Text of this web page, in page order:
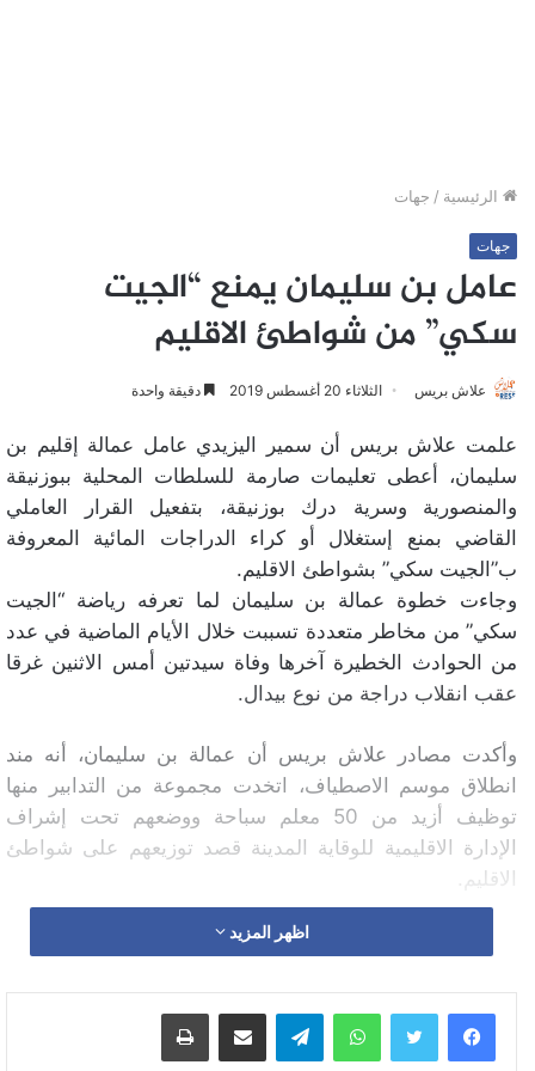
الرئيسية / جهات
جهات
عامل بن سليمان يمنع “الجيت
سكي” من شواطئ الاقليم
علاش بريس الثلاثاء 20 أغسطس 2019 دقيقة واحدة
علمت علاش بريس أن سمير اليزيدي عامل عمالة إقليم بن
سليمان، أعطى تعليمات صارمة للسلطات المحلية ببوزنيقة
والمنصورية وسرية درك بوزنيقة، بتفعيل القرار العاملي
القاضي بمنع إستغلال أو كراء الدراجات المائية المعروفة
ب”الجيت سكي” بشواطئ الاقليم.
وجاءت خطوة عمالة بن سليمان لما تعرفه رياضة “الجيت
سكي” من مخاطر متعددة تسببت خلال الأيام الماضية في عدد
من الحوادث الخطيرة آخرها وفاة سيدتين أمس الاثنين غرقا
عقب انقلاب دراجة من نوع بيدال.
وأكدت مصادر علاش بريس أن عمالة بن سليمان، أنه مند
انطلاق موسم الاصطياف، اتخدت مجموعة من التدابير منها
توظيف أزيد من 50 معلم سباحة ووضعهم تحت إشراف
الإدارة الاقليمية للوقاية المدينة قصد توزيعهم على شواطئ
الاقليم.
تحسيس جميع المصالح الأمنية والمتدخلين بضرورة اتخاذ
هذا ويشار أن الموقع المتميز الذي تحظى به “شواطئ بن
اظهر المزيد
واتساب تيلقرام مشاركة عبر البريد طباعة